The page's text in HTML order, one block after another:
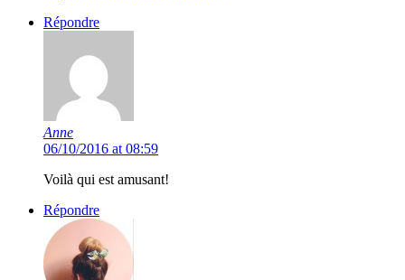
Répondre
Anne
06/10/2016 at 08:59
Voilà qui est amusant!
Répondre